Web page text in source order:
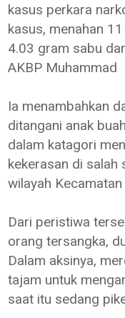
kasus perkara
kasus, menahan
4.03 gram sabu
AKBP Muhammad
Ia menambahkan
ditangani anak
dalam katagori
kekerasan di
wilayah
Dari peristiwa
orang tersangka,
Dalam aksinya,
tajam untuk
saat itu sedang